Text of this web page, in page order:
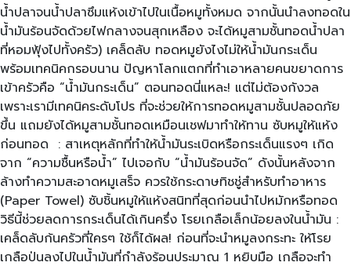
น้ำปลาจนน้ำปลาซึมแห้งเข้าไปในเนื้อหมูทั้งหมด จากนั้นนำลงทอดใน
น้ำมันร้อนจัดด้วยไฟกลางจนสุกเหลือง จะได้หมูสามชั้นทอดน้ำปลา
ที่หอมฟุ้งไปทั้งครัว) เคล็ดลับ ทอดหมูยังไงไม่ให้น้ำมันกระเด็น
พร้อมเทคนิคกรอบนาน ปัญหาโลกแตกที่ทำเอาหลายคนขยาดการ
เข้าครัวคือ “น้ำมันกระเด็น” ตอนทอดนี่แหละ! แต่ไม่ต้องกังวล
เพราะเรามีเทคนิคระดับโปร ที่จะช่วยให้การทอดหมูสามชั้นปลอดภัย
ขึ้น แถมยังได้หมูสามชั้นทอดเหมือนเชฟมาทำให้ทาน ซับหมูให้แห้ง
ก่อนทอด : สาเหตุหลักที่ทำให้น้ำมันระเบิดหรือกระเด็นแรงๆ เกิด
จาก “ความชื้นหรือน้ำ” ไปเจอกับ “น้ำมันร้อนจัด” ดังนั้นหลังจาก
ล้างทำความสะอาดหมูเสร็จ ควรใช้กระดาษทิชชู่สำหรับทำอาหาร
(Paper Towel) ซับชิ้นหมูให้แห้งสนิทที่สุดก่อนนำไปหมักหรือทอด
วิธีนี้ช่วยลดการกระเด็นได้เกินครึ่ง โรยเกลือเล็กน้อยลงในน้ำมัน :
เคล็ดลับก้นครัวที่ใครๆ ใช้ก็ได้ผล! ก่อนที่จะนำหมูลงกระทะ ให้โรย
เกลือป่นลงไปในน้ำมันที่กำลังร้อนประมาณ 1 หยิบมือ เกลือจะทำ